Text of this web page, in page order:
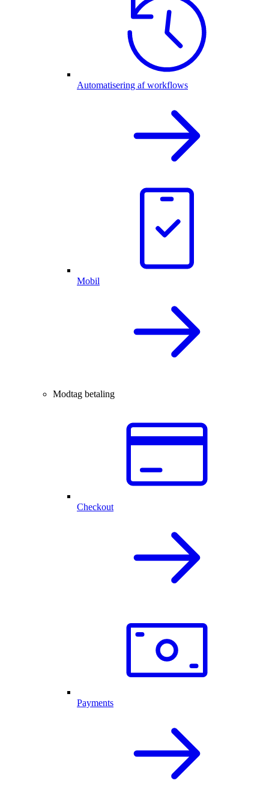
Automatisering af workflows
Mobil
Modtag betaling
Checkout
Payments